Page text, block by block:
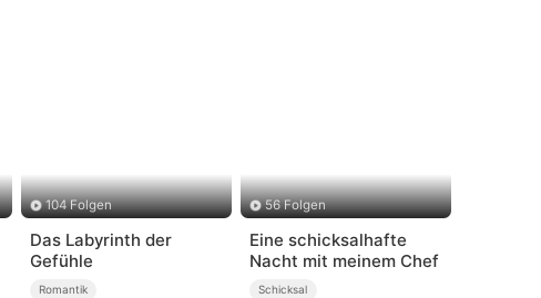
104 Folgen
Das Labyrinth der
Gefühle
Romantik
56 Folgen
Eine schicksalhafte
Nacht mit meinem Chef
Schicksal